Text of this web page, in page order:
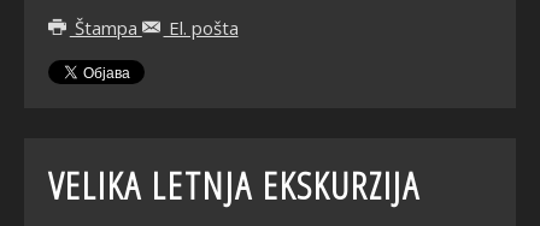
Štampa
El. pošta
VELIKA LETNJA EKSKURZIJA